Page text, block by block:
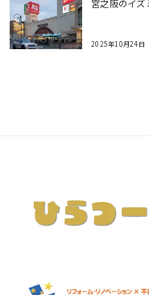
宮之阪のイズ
2025年10月24日